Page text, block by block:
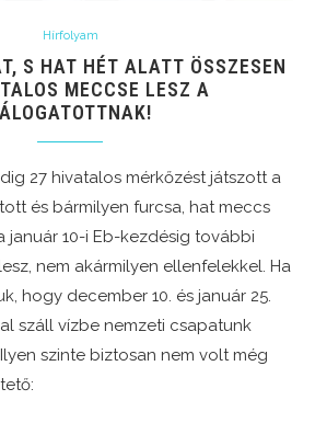
Hírfolyam
S HAT HÉT ALATT ÖSSZESEN
MECCSE LESZ A
27 hivatalos mérkőzést játszott a
és bármilyen furcsa, hat meccs
január 10-i Eb-kezdésig további
nem akármilyen ellenfelekkel. Ha
hogy december 10. és január 25.
száll vízbe nemzeti csapatunk
szinte biztosan nem volt még